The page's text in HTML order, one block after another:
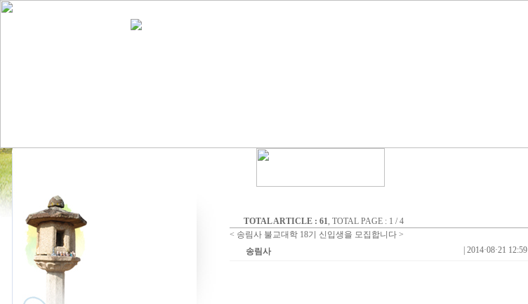
TOTAL ARTICLE : 61, TOTAL PAGE : 1 / 4
< 송림사 불교대학 18기 신입생을 모집합니다 >
송림사
2014·08·21 12:59